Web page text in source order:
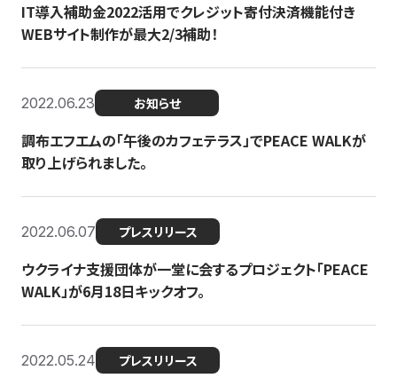
IT導入補助金2022活用でクレジット寄付決済機能付き
WEBサイト制作が最大2/3補助！
2022.06.23 お知らせ
調布エフエムの「午後のカフェテラス」でPEACE WALKが
取り上げられました。
2022.06.07 プレスリリース
ウクライナ支援団体が一堂に会するプロジェクト「PEACE
WALK」が6月18日キックオフ。
2022.05.24 プレスリリース